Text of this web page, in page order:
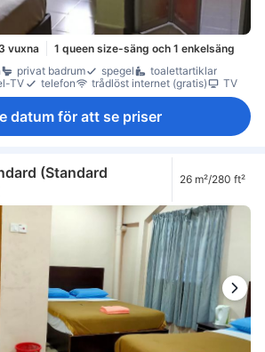
vuxna
1 queen size-säng och 1 enkelsäng
privat badrum spegel
toalettartiklar
TV telefon trådlöst internet (gratis) TV
datum för att se priser
(Standard
26 m²/280 ft²